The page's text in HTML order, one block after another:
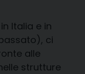
Italia e in
ci
alle
strutture